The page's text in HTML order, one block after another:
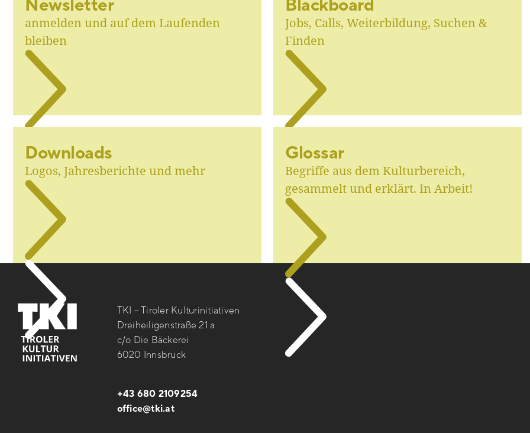
Newsletter
anmelden und auf dem Laufenden
bleiben
Blackboard
Jobs, Calls, Weiterbildung, Suchen &
Finden
Downloads
Logos, Jahresberichte und mehr
Glossar
Begriffe aus dem Kulturbereich,
gesammelt und erklärt. In Arbeit!
TKI – Tiroler Kulturinitiativen
Dreiheiligenstraße 21 a
c/o Die Bäckerei
6020 Innsbruck
+43 680 2109254
office@tki.at